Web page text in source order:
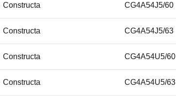
Constructa CG4A54J5/60
Constructa CG4A54J5/63
Constructa CG4A54U5/60
Constructa CG4A54U5/63